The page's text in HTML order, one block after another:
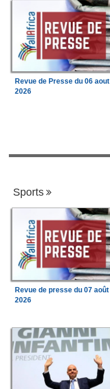
Revue de Presse du 06 aout
2026
Sports
Revue de presse du 07 août
2026